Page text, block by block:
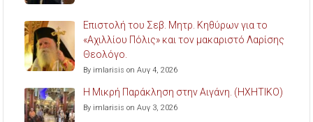
Επιστολή του Σεβ. Μητρ. Κηθύρων για το
«Αχιλλίου Πόλις» και τον μακαριστό Λαρίσης
Θεολόγο.
By imlarisis on Αυγ 4, 2026
Η Μικρή Παράκληση στην Αιγάνη. (ΗΧΗΤΙΚΟ)
By imlarisis on Αυγ 3, 2026